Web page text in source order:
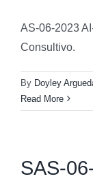
AS-06-2023
Consultivo.
By Doyley
Read More
SAS-